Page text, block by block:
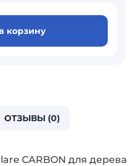
корзину
ОТЗЫВЫ (0)
CARBON для дерева